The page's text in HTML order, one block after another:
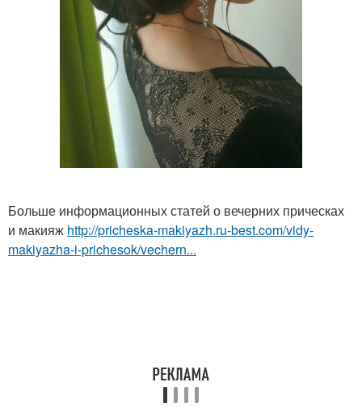
Больше информационных статей о вечерних прическах
и макияж http://pricheska-makiyazh.ru-best.com/vidy-
makiyazha-i-prichesok/vechern...